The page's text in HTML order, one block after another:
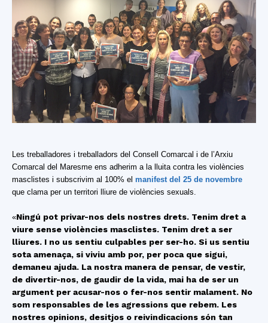
Les treballadores i treballadors del Consell Comarcal i de l’Arxiu
Comarcal del Maresme ens adherim a la lluita contra les violències
masclistes i subscrivim al 100% el manifest del 25 de novembre
que clama per un territori lliure de violències sexuals.
«Ningú pot privar-nos dels nostres drets. Tenim dret a
viure sense violències masclistes. Tenim dret a ser
lliures. I no us sentiu culpables per ser-ho. Si us sentiu
sota amenaça, si viviu amb por, per poca que sigui,
demaneu ajuda. La nostra manera de pensar, de vestir,
de divertir-nos, de gaudir de la vida, mai ha de ser un
argument per acusar-nos o fer-nos sentir malament. No
som responsables de les agressions que rebem. Les
nostres opinions, desitjos o reivindicacions són tan